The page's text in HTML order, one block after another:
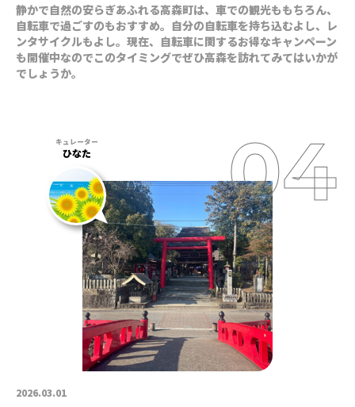
静かで自然の安らぎあふれる高森町は、車での観光ももちろん、
自転車で過ごすのもおすすめ。自分の自転車を持ち込むよし、レ
ンタサイクルもよし。現在、自転車に関するお得なキャンペーン
も開催中なのでこのタイミングでぜひ高森を訪れてみてはいかが
でしょうか。
2026.03.01
ひなた